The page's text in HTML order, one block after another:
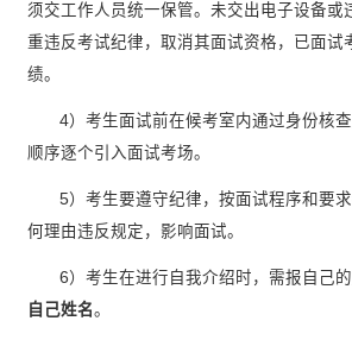
须交工作人员统一保管。未交出电子设备或
重违反考试纪律，取消其面试资格，已面试
绩。
4）考生面试前在候考室内通过身份核
顺序逐个引入面试考场。
5）考生要遵守纪律，按面试程序和要
何理由违反规定，影响面试。
6）考生在进行自我介绍时，需报自己的
自己姓名。